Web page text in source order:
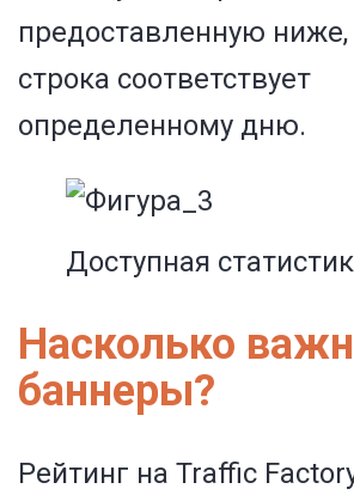
предоставленную
строка соответствует
определенному дню.
Доступная
Насколько
баннеры?
Рейтинг на Traffic